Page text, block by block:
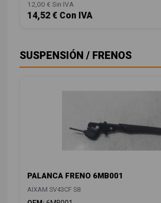
12,00 € Sin IVA
14,52 € Con IVA
SUSPENSIÓN / FRENOS
PALANCA FRENO 6MB001
AIXAM SV43CF S8